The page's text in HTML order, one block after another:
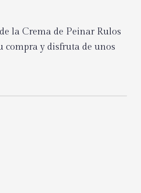
la Crema de Peinar Rulos
compra y disfruta de unos